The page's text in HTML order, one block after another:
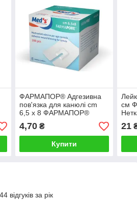
ФАРМАПОР® Адгезивна
пов'язка для канюлі cm
6,5 x 8 ФАРМАПОР®
4,70₴
Купити
см
21
відгуків за рік